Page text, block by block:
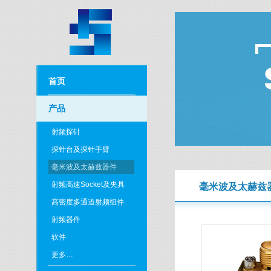
首页
产品
射频探针
探针台及探针手臂
毫米波及太赫兹器件
射频高速Socket及夹具
高密度多通道射频组件
射频器件
软件
更多…
毫米波及太赫兹